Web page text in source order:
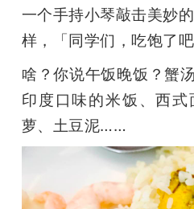
一个手持小琴敲击美妙
样，「同学们，吃饱了
啥？你说午饭晚饭？蟹
印度口味的米饭、西
萝、土豆泥……